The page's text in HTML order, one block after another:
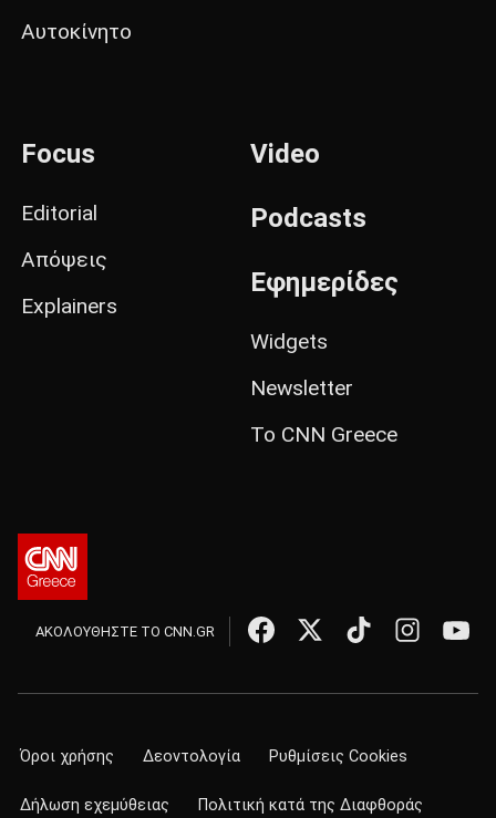
Αυτοκίνητο
Focus
Editorial
Απόψεις
Explainers
Video
Podcasts
Εφημερίδες
Widgets
Newsletter
Το CNN Greece
ΑΚΟΛΟΥΘΗΣΤΕ ΤΟ CNN.GR
Όροι χρήσης Δεοντολογία Ρυθμίσεις Cookies
Δήλωση εχεμύθειας Πολιτική κατά της Διαφθοράς